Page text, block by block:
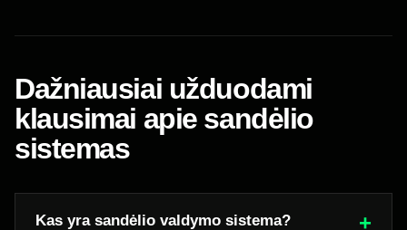
Dažniausiai užduodami
klausimai apie sandėlio
sistemas
Kas yra sandėlio valdymo sistema?